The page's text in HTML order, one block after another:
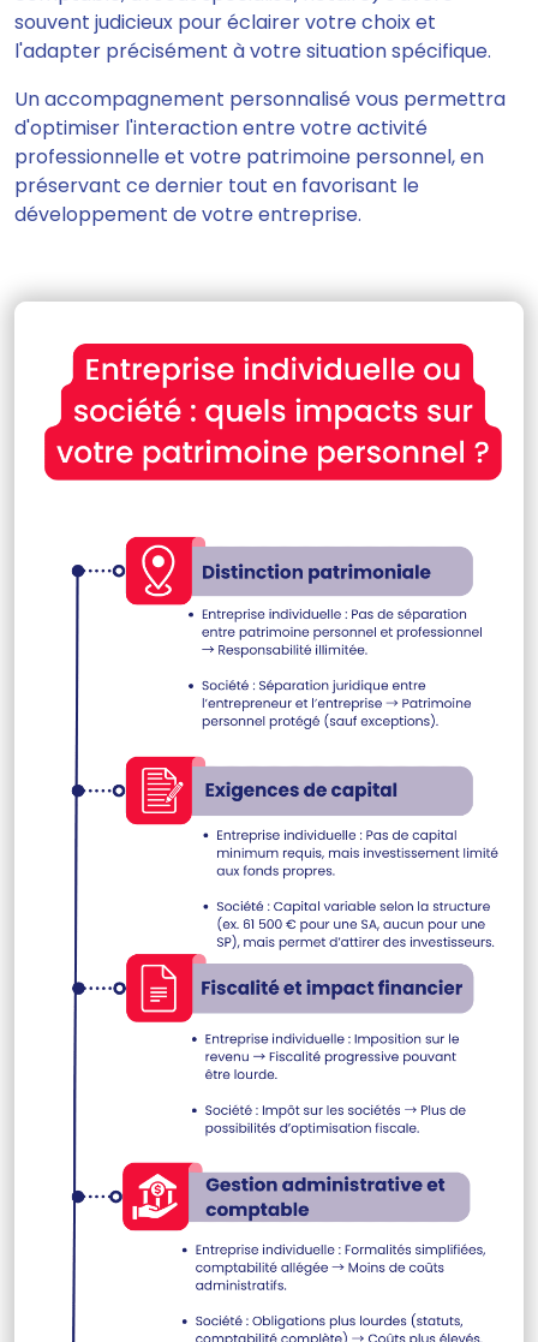
souvent judicieux pour éclairer votre choix et
l'adapter précisément à votre situation spécifique.
Un accompagnement personnalisé vous permettra
d'optimiser l'interaction entre votre activité
professionnelle et votre patrimoine personnel, en
préservant ce dernier tout en favorisant le
développement de votre entreprise.